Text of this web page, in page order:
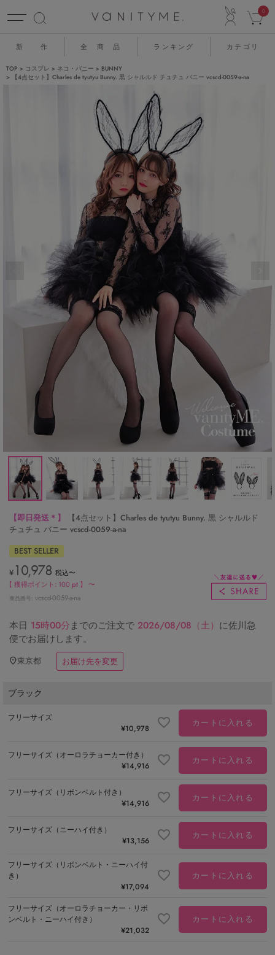
0
新 作 全 商 品 ランキング カテゴリ
TOP コスプレ ネコ・バニー
BUNNY
【4点セット】Charles de tyutyu Bunny. 黒 シャルルド チュチュ バニー vcscd-0059-a-na
【即日発送＊】
【4点セット】Charles de tyutyu Bunny. 黒 シャルルド
チュチュ バニー vcscd-0059-a-na
BEST SELLER
¥ 10,978 税込〜
【 獲得ポイント: 100 pt 】 〜
商品番号 vcscd-0059-a-na
本日 15時00分までのご注文で 2026/08/08（土） に佐川急
便でお届けします。
東京都 お届け先を変更
ブラック
フリーサイズ
¥10,978 カートに入れる
フリーサイズ（オーロラチョーカー付き）
¥14,916 カートに入れる
フリーサイズ（リボンベルト付き）
¥14,916 カートに入れる
フリーサイズ（ニーハイ付き）
¥13,156 カートに入れる
フリーサイズ（リボンベルト・ニーハイ付
き）
¥17,094
カートに入れる
フリーサイズ（オーロラチョーカー・リボ
ンベルト・ニーハイ付き）
¥21,032
カートに入れる